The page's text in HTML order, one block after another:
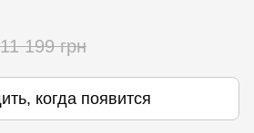
11 199 грн
когда появится